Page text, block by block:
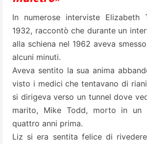
In numerose interviste Elizabeth
1932, raccontò che durante un
alla schiena nel 1962 aveva
alcuni minuti.
Aveva sentito la sua anima
visto i medici che tentavano di
si dirigeva verso un tunnel dove
marito, Mike Todd, morto in un
quattro anni prima.
Liz si era sentita felice di